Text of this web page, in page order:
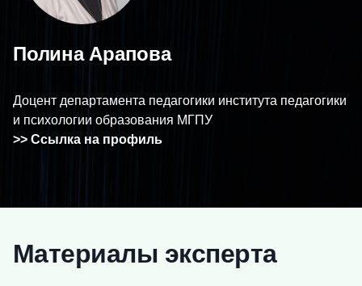
Полина Арапова
Доцент департамента педагогики института педагогики
и психологии образования МГПУ
>> Ссылка на профиль
Материалы эксперта